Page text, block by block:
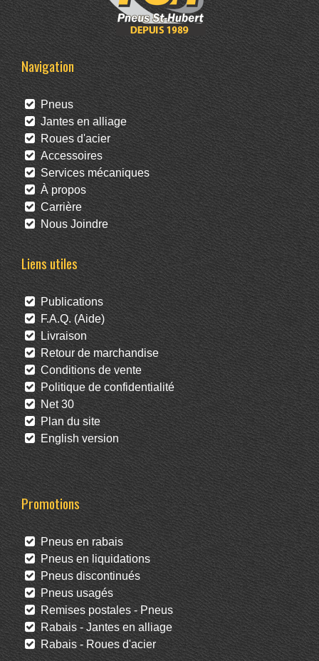
Navigation
Pneus
Jantes en alliage
Roues d'acier
Accessoires
Services mécaniques
À propos
Carrière
Nous Joindre
Liens utiles
Publications
F.A.Q. (Aide)
Livraison
Retour de marchandise
Conditions de vente
Politique de confidentialité
Net 30
Plan du site
English version
Promotions
Pneus en rabais
Pneus en liquidations
Pneus discontinués
Pneus usagés
Remises postales - Pneus
Rabais - Jantes en alliage
Rabais - Roues d'acier